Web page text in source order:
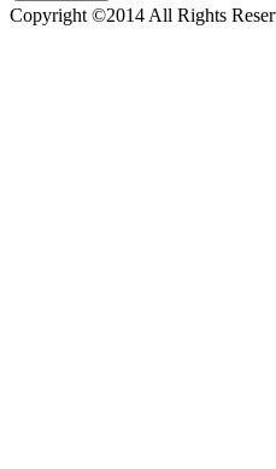
Copyright ©2014 All Rights